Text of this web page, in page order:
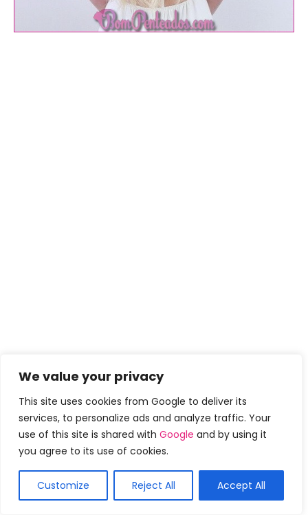
We value your privacy
This site uses cookies from Google to deliver its
services, to personalize ads and analyze traffic. Your
use of this site is shared with Google and by using it
you agree to its use of cookies.
Customize Reject All Accept All
Este é o mais impressionante penteados meio
trançados que você pode tentar. Basta ir para
tranças duplas na parte de trás e deixar o cabelo
solto. Dar-lhes cachos também funciona
surpreendentemente.